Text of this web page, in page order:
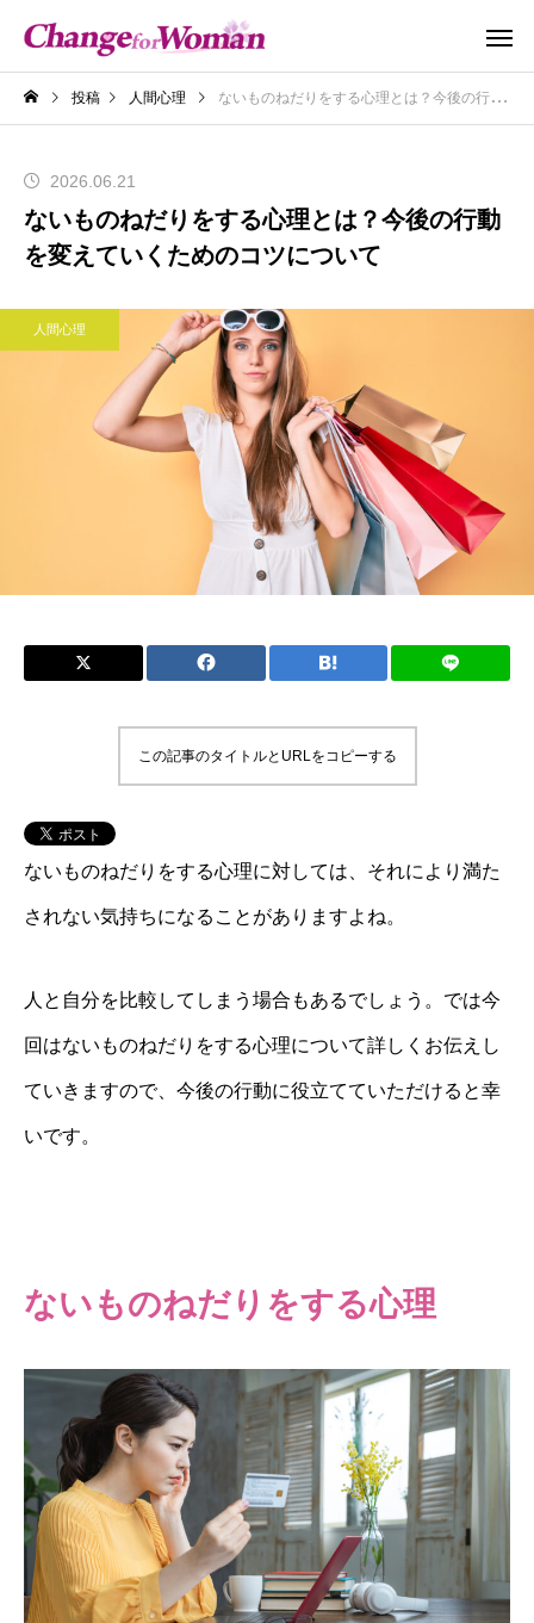
投稿 人間心理 ないものねだりをする心理とは？今後の行動を変えていくためのコツについて
2026.06.21
ないものねだりをする心理とは？今後の行動
を変えていくためのコツについて
人間心理
この記事のタイトルとURLをコピーする
ないものねだりをする心理に対しては、それにより満た
されない気持ちになることがありますよね。
人と自分を比較してしまう場合もあるでしょう。では今
回はないものねだりをする心理について詳しくお伝えし
ていきますので、今後の行動に役立てていただけると幸
いです。
ないものねだりをする心理